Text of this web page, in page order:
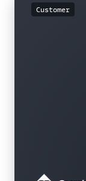
Customer